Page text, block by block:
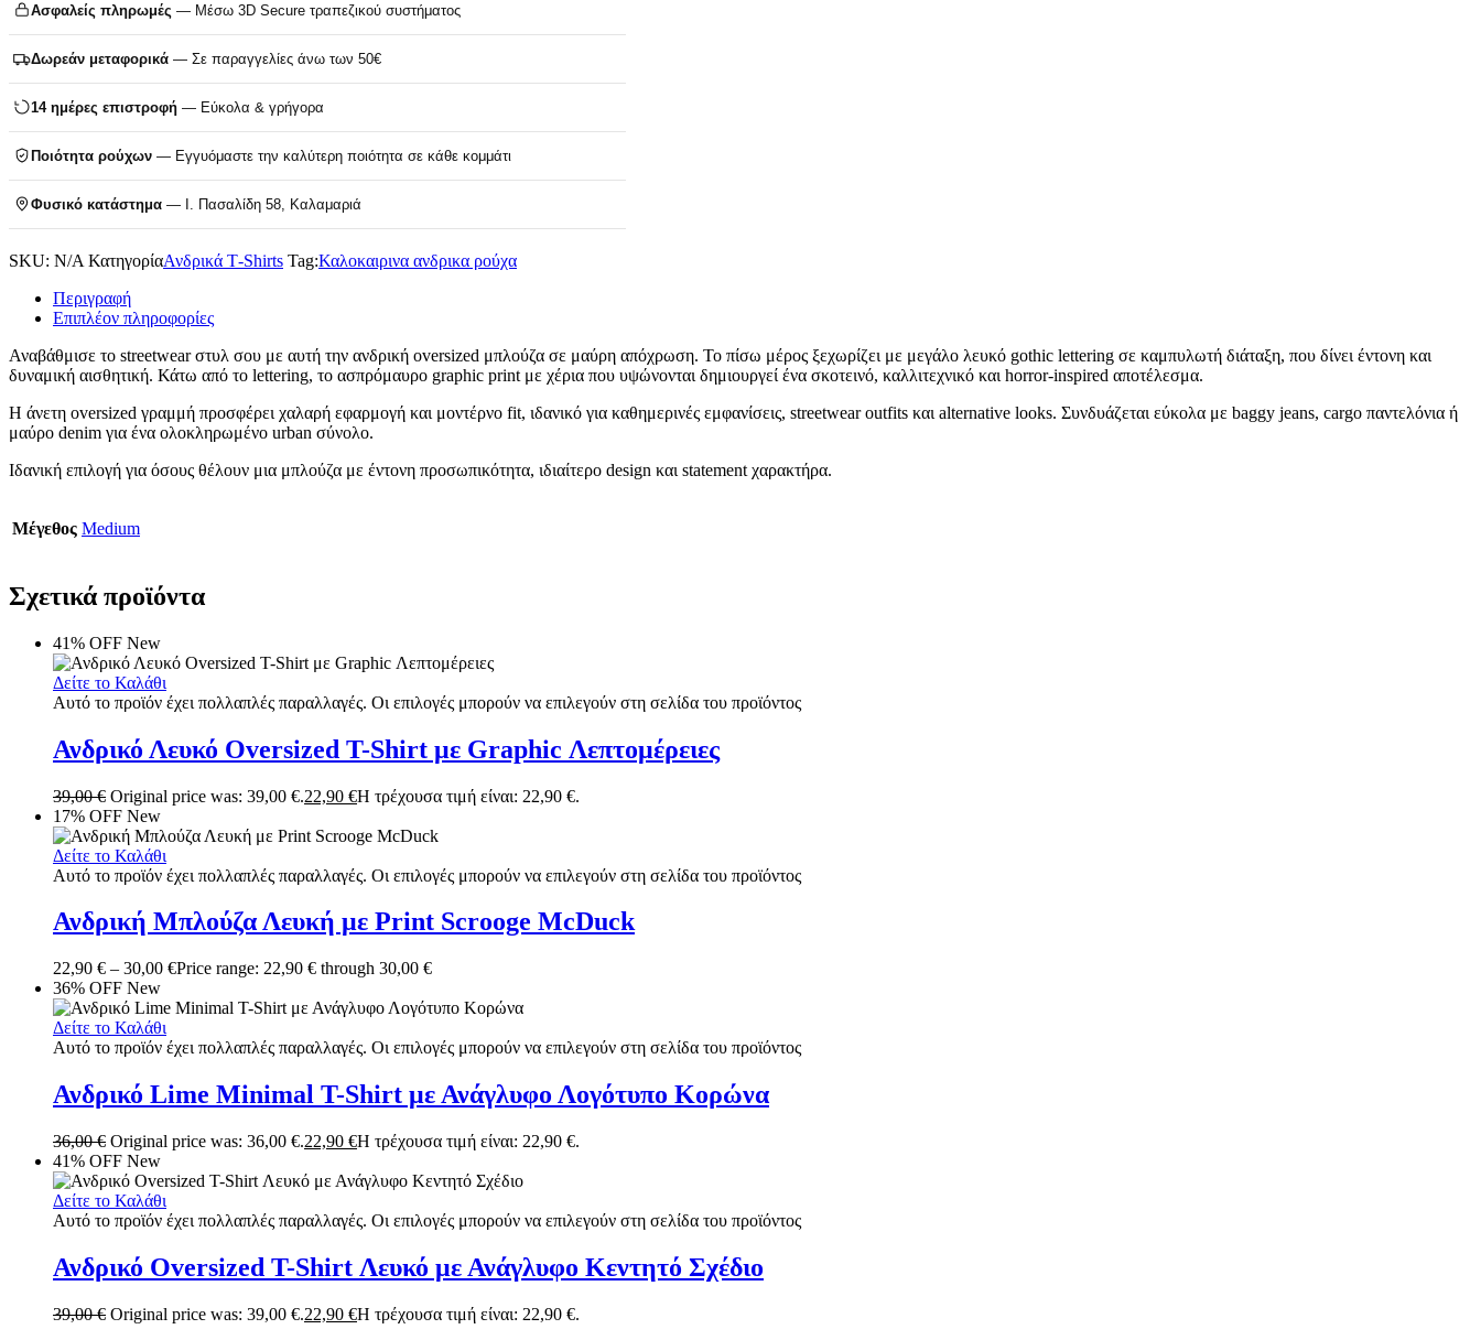
Ασφαλείς πληρωμές — Μέσω 3D Secure τραπεζικού συστήματος
Δωρεάν μεταφορικά — Σε παραγγελίες άνω των 50€
14 ημέρες επιστροφή — Εύκολα & γρήγορα
Ποιότητα ρούχων — Εγγυόμαστε την καλύτερη ποιότητα σε κάθε κομμάτι
Φυσικό κατάστημα — Ι. Πασαλίδη 58, Καλαμαριά
SKU: N/A ΚατηγορίαΑνδρικά T‑Shirts Tag:Καλοκαιρινα ανδρικα ρούχα
Περιγραφή
Επιπλέον πληροφορίες
Αναβάθμισε το streetwear στυλ σου με αυτή την ανδρική oversized μπλούζα σε μαύρη απόχρωση. Το πίσω μέρος ξεχωρίζει με μεγάλο λευκό gothic lettering σε καμπυλωτή διάταξη, που δίνει έντονη και
δυναμική αισθητική. Κάτω από το lettering, το ασπρόμαυρο graphic print με χέρια που υψώνονται δημιουργεί ένα σκοτεινό, καλλιτεχνικό και horror-inspired αποτέλεσμα.
Η άνετη oversized γραμμή προσφέρει χαλαρή εφαρμογή και μοντέρνο fit, ιδανικό για καθημερινές εμφανίσεις, streetwear outfits και alternative looks. Συνδυάζεται εύκολα με baggy jeans, cargo παντελόνια ή
μαύρο denim για ένα ολοκληρωμένο urban σύνολο.
Ιδανική επιλογή για όσους θέλουν μια μπλούζα με έντονη προσωπικότητα, ιδιαίτερο design και statement χαρακτήρα.
Μέγεθος Medium
Σχετικά προϊόντα
41% OFF New
Δείτε το Καλάθι
Αυτό το προϊόν έχει πολλαπλές παραλλαγές. Οι επιλογές μπορούν να επιλεγούν στη σελίδα του προϊόντος
Ανδρικό Λευκό Oversized T-Shirt με Graphic Λεπτομέρειες
39,00€ Original price was: 39,00 €.22,90 €Η τρέχουσα τιμή είναι: 22,90 €.
17% OFF New
Δείτε το Καλάθι
Αυτό το προϊόν έχει πολλαπλές παραλλαγές. Οι επιλογές μπορούν να επιλεγούν στη σελίδα του προϊόντος
Ανδρική Μπλούζα Λευκή με Print Scrooge McDuck
22,90 € – 30,00 €Price range: 22,90 € through 30,00 €
36% OFF New
Δείτε το Καλάθι
Αυτό το προϊόν έχει πολλαπλές παραλλαγές. Οι επιλογές μπορούν να επιλεγούν στη σελίδα του προϊόντος
Ανδρικό Lime Minimal T-Shirt με Ανάγλυφο Λογότυπο Κορώνα
36,00€ Original price was: 36,00 €.22,90 €Η τρέχουσα τιμή είναι: 22,90 €.
41% OFF New
Δείτε το Καλάθι
Αυτό το προϊόν έχει πολλαπλές παραλλαγές. Οι επιλογές μπορούν να επιλεγούν στη σελίδα του προϊόντος
Ανδρικό Oversized T-Shirt Λευκό με Ανάγλυφο Κεντητό Σχέδιο
39,00€ Original price was: 39,00 €.22,90 €Η τρέχουσα τιμή είναι: 22,90 €.